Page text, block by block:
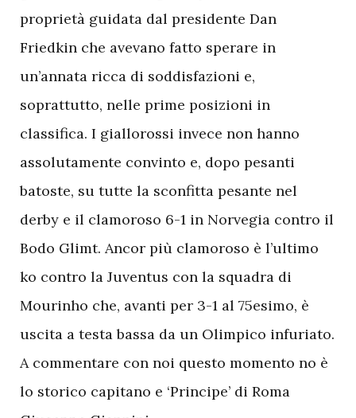
proprietà guidata dal presidente Dan
Friedkin che avevano fatto sperare in
un’annata ricca di soddisfazioni e,
soprattutto, nelle prime posizioni in
classifica. I giallorossi invece non hanno
assolutamente convinto e, dopo pesanti
batoste, su tutte la sconfitta pesante nel
derby e il clamoroso 6-1 in Norvegia contro il
Bodo Glimt. Ancor più clamoroso è l’ultimo
ko contro la Juventus con la squadra di
Mourinho che, avanti per 3-1 al 75esimo, è
uscita a testa bassa da un Olimpico infuriato.
A commentare con noi questo momento no è
lo storico capitano e ‘Principe’ di Roma